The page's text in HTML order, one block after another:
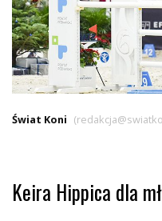
Świat Koni
Keira Hippica dla